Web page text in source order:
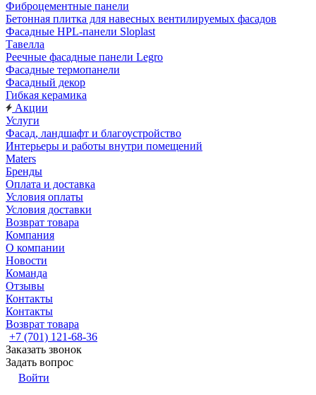
Фиброцементные панели
Бетонная плитка для навесных вентилируемых фасадов
Фасадные HPL-панели Sloplast
Тавелла
Реечные фасадные панели Legro
Фасадные термопанели
Фасадный декор
Гибкая керамика
Акции
Услуги
Фасад, ландшафт и благоустройство
Интерьеры и работы внутри помещений
Maters
Бренды
Оплата и доставка
Условия оплаты
Условия доставки
Возврат товара
Компания
О компании
Новости
Команда
Отзывы
Контакты
Контакты
Возврат товара
+7 (701) 121-68-36
Заказать звонок
Задать вопрос
Войти